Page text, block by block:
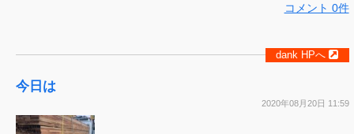
コメント 0件
今日は
dank HPへ
2020年08月20日 11:59